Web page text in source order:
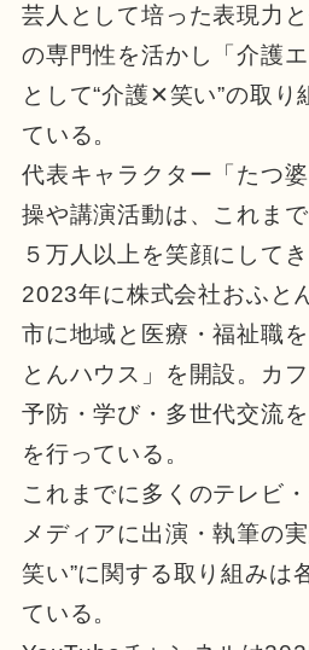
芸人として培った表現力
の専門性を活かし「介護
として“介護✕笑い”の取り
ている。
代表キャラクター「たつ
操や講演活動は、これま
５万人以上を笑顔にしてき
2023年に株式会社おふと
市に地域と医療・福祉職
とんハウス」を開設。カ
予防・学び・多世代交流
を行っている。
これまでに多くのテレビ
メディアに出演・執筆の
笑い”に関する取り組みは
ている。